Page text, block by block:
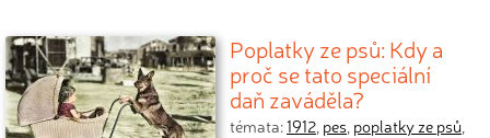
Poplatky ze psů: Kdy a
proč se tato speciální
daň zaváděla?
témata:1912, pes, poplatky ze psů,